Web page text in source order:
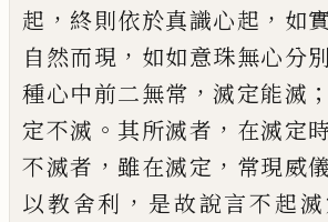
起 ， 終則依於真識心起 ， 如
自然而現 ， 如如意珠無心分
種心中前二無常 ，滅定能滅 ；
定不滅 。其所滅者 ， 在滅定
不滅者 ，雖在滅定 ， 常現威儀
以教舍利 ， 是故說言不起